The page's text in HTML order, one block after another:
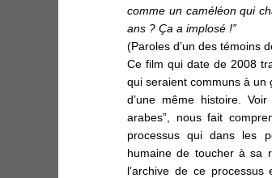
comme un caméléon qui
ans ? Ça a implosé !”
(Paroles d’un des témoins
Ce film qui date de 2008
qui seraient communs à un
d’une même histoire.
arabes”, nous fait
processus qui dans les
humaine de toucher à sa
l’archive de ce processus